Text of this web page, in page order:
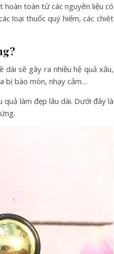
hoàn toàn từ các nguyên liệu có
loại thuốc quý hiếm, các chiêt
sẽ gây ra nhiều hệ quả xấu,
bị bào mòn, nhạy cảm…
làm đẹp lâu dài. Dưới đây là